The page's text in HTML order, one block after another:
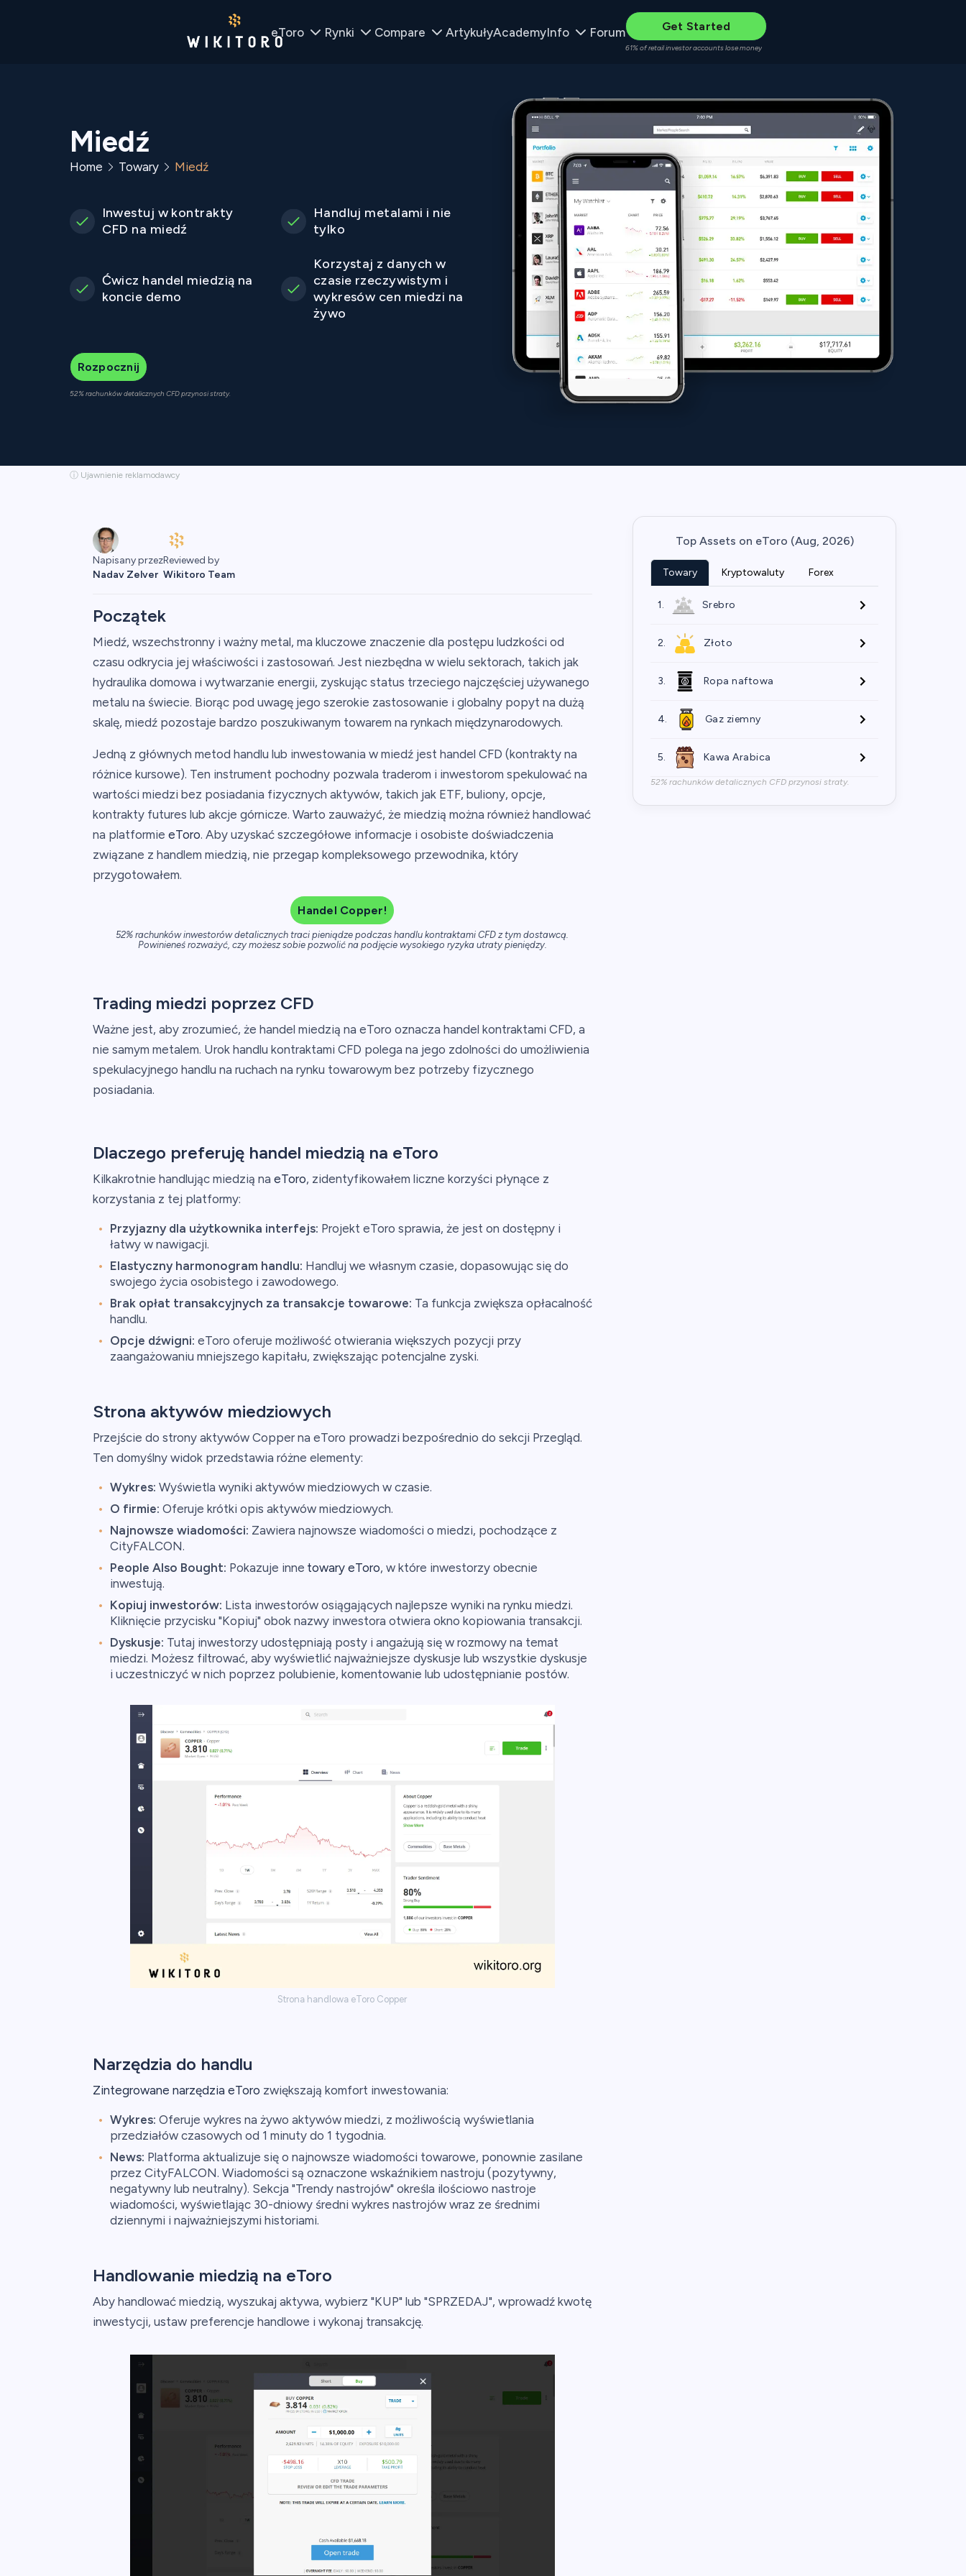
eToro Rynki Compare ArtykułyAcademyInfo Forum Get Started
61% of retail investor accounts lose money
Miedź
Home Towary Miedź
Inwestuj w kontrakty
CFD na miedź
Handluj metalami i nie
tylko
Ćwicz handel miedzią na
koncie demo
Korzystaj z danych w
czasie rzeczywistym i
wykresów cen miedzi na
żywo
Rozpocznij
52% rachunków detalicznych CFD przynosi straty.
ⓘ Ujawnienie reklamodawcy
Napisany przez
Nadav Zelver
Reviewed by
Wikitoro Team
Początek
Miedź, wszechstronny i ważny metal, ma kluczowe znaczenie dla postępu ludzkości od
czasu odkrycia jej właściwości i zastosowań. Jest niezbędna w wielu sektorach, takich jak
hydraulika domowa i wytwarzanie energii, zyskując status trzeciego najczęściej używanego
metalu na świecie. Biorąc pod uwagę jego szerokie zastosowanie i globalny popyt na dużą
skalę, miedź pozostaje bardzo poszukiwanym towarem na rynkach międzynarodowych.
Jedną z głównych metod handlu lub inwestowania w miedź jest handel CFD (kontrakty na
różnice kursowe). Ten instrument pochodny pozwala traderom i inwestorom spekulować na
wartości miedzi bez posiadania fizycznych aktywów, takich jak ETF, buliony, opcje,
kontrakty futures lub akcje górnicze. Warto zauważyć, że miedzią można również handlować
na platformie eToro. Aby uzyskać szczegółowe informacje i osobiste doświadczenia
związane z handlem miedzią, nie przegap kompleksowego przewodnika, który
przygotowałem.
Handel Copper!
52% rachunków inwestorów detalicznych traci pieniądze podczas handlu kontraktami CFD z tym dostawcą.
Powinieneś rozważyć, czy możesz sobie pozwolić na podjęcie wysokiego ryzyka utraty pieniędzy.
Trading miedzi poprzez CFD
Ważne jest, aby zrozumieć, że handel miedzią na eToro oznacza handel kontraktami CFD, a
nie samym metalem. Urok handlu kontraktami CFD polega na jego zdolności do umożliwienia
spekulacyjnego handlu na ruchach na rynku towarowym bez potrzeby fizycznego
posiadania.
Dlaczego preferuję handel miedzią na eToro
Kilkakrotnie handlując miedzią na eToro, zidentyfikowałem liczne korzyści płynące z
korzystania z tej platformy:
Przyjazny dla użytkownika interfejs: Projekt eToro sprawia, że jest on dostępny i
łatwy w nawigacji.
Elastyczny harmonogram handlu: Handluj we własnym czasie, dopasowując się do
swojego życia osobistego i zawodowego.
Brak opłat transakcyjnych za transakcje towarowe: Ta funkcja zwiększa opłacalność
handlu.
Opcje dźwigni: eToro oferuje możliwość otwierania większych pozycji przy
zaangażowaniu mniejszego kapitału, zwiększając potencjalne zyski.
Strona aktywów miedziowych
Przejście do strony aktywów Copper na eToro prowadzi bezpośrednio do sekcji Przegląd.
Ten domyślny widok przedstawia różne elementy:
Wykres: Wyświetla wyniki aktywów miedziowych w czasie.
O firmie: Oferuje krótki opis aktywów miedziowych.
Najnowsze wiadomości: Zawiera najnowsze wiadomości o miedzi, pochodzące z
CityFALCON.
People Also Bought: Pokazuje inne towary eToro, w które inwestorzy obecnie
inwestują.
Kopiuj inwestorów: Lista inwestorów osiągających najlepsze wyniki na rynku miedzi.
Kliknięcie przycisku "Kopiuj" obok nazwy inwestora otwiera okno kopiowania transakcji.
Dyskusje: Tutaj inwestorzy udostępniają posty i angażują się w rozmowy na temat
miedzi. Możesz filtrować, aby wyświetlić najważniejsze dyskusje lub wszystkie dyskusje
i uczestniczyć w nich poprzez polubienie, komentowanie lub udostępnianie postów.
Strona handlowa eToro Copper
Narzędzia do handlu
Zintegrowane narzędzia eToro zwiększają komfort inwestowania:
Wykres: Oferuje wykres na żywo aktywów miedzi, z możliwością wyświetlania
przedziałów czasowych od 1 minuty do 1 tygodnia.
News: Platforma aktualizuje się o najnowsze wiadomości towarowe, ponownie zasilane
przez CityFALCON. Wiadomości są oznaczone wskaźnikiem nastroju (pozytywny,
negatywny lub neutralny). Sekcja "Trendy nastrojów" określa ilościowo nastroje
wiadomości, wyświetlając 30-dniowy średni wykres nastrojów wraz ze średnimi
dziennymi i najważniejszymi historiami.
Handlowanie miedzią na eToro
Aby handlować miedzią, wyszukaj aktywa, wybierz "KUP" lub "SPRZEDAJ", wprowadź kwotę
inwestycji, ustaw preferencje handlowe i wykonaj transakcję.
Top Assets on eToro (Aug, 2026)
Towary Kryptowaluty Forex
1. Srebro
2. Złoto
3. Ropa naftowa
4. Gaz ziemny
5. Kawa Arabica
52% rachunków detalicznych CFD przynosi straty.